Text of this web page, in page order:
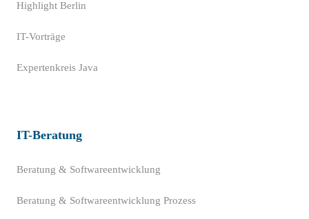
Highlight Berlin
IT-Vorträge
Expertenkreis Java
IT-Beratung
Beratung & Softwareentwicklung
Beratung & Softwareentwicklung Prozess